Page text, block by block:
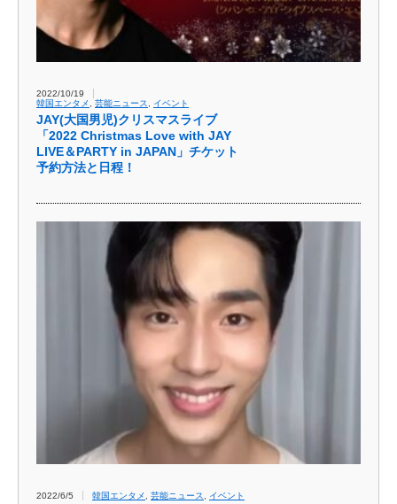
2022/10/19
韓国エンタメ
芸能ニュース イベント
JAY(大国男児)クリスマスライブ
「2022 Christmas Love with JAY
LIVE＆PARTY in JAPAN」チケット
予約方法と日程！
2022/6/5 韓国エンタメ 芸能ニュース イベント